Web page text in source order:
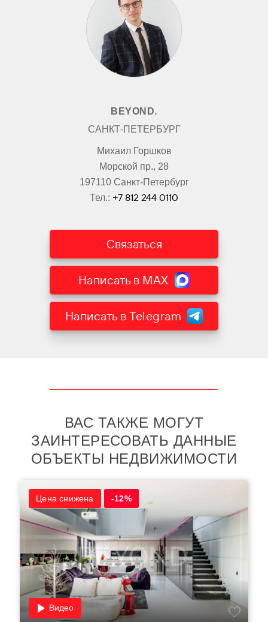
BEYOND.
САНКТ-ПЕТЕРБУРГ
Михаил Горшков
Морской пр., 28
197110 Санкт-Петербург
Тел.: +7 812 244 0110
Связаться
Написать в MAX
Написать в Telegram
ВАС ТАКЖЕ МОГУТ
ЗАИНТЕРЕСОВАТЬ ДАННЫЕ
ОБЪЕКТЫ НЕДВИЖИМОСТИ
Цена снижена -12%
Видео